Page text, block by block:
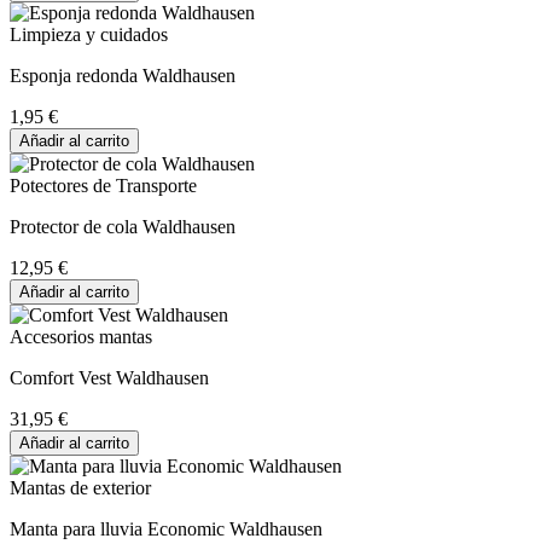
Limpieza y cuidados
Esponja redonda Waldhausen
1,95 €
Añadir al carrito
Potectores de Transporte
Protector de cola Waldhausen
12,95 €
Añadir al carrito
Accesorios mantas
Comfort Vest Waldhausen
31,95 €
Añadir al carrito
Mantas de exterior
Manta para lluvia Economic Waldhausen